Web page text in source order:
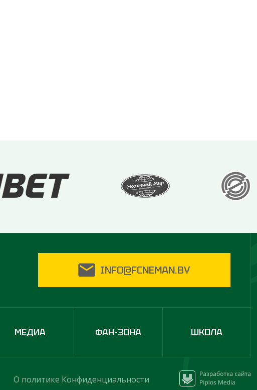
INFO@FCNEMAN.BY
МЕДИА ФАН-ЗОНА ШКОЛА
О политике Конфиденциальности